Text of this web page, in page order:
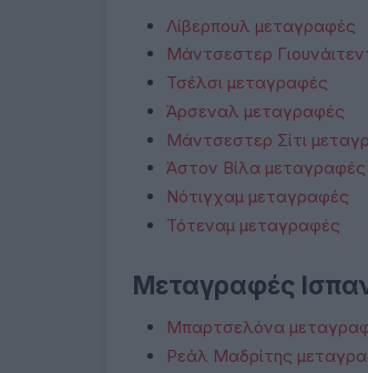
Λίβερπουλ μεταγραφές
Μάντσεστερ
Τσέλσι μεταγραφές
Άρσεναλ μεταγραφές
Μάντσεστερ Σίτι
Άστον Βίλα μεταγραφές
Νότιγχαμ μεταγραφές
Τότεναμ μεταγραφές
Μεταγραφές
Μπαρτσελόνα
Ρεάλ Μαδρίτης